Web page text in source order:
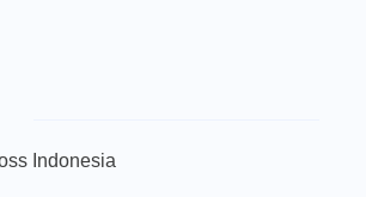
Indonesia